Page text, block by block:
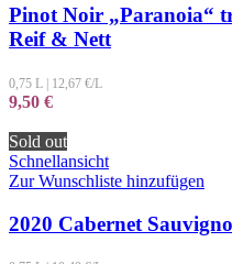
Pinot Noir „Paranoia“
Reif & Nett
0,75 L 12,67 €/L
9,50 €
Sold out
Schnellansicht
Zur Wunschliste hinzufügen
2020 Cabernet